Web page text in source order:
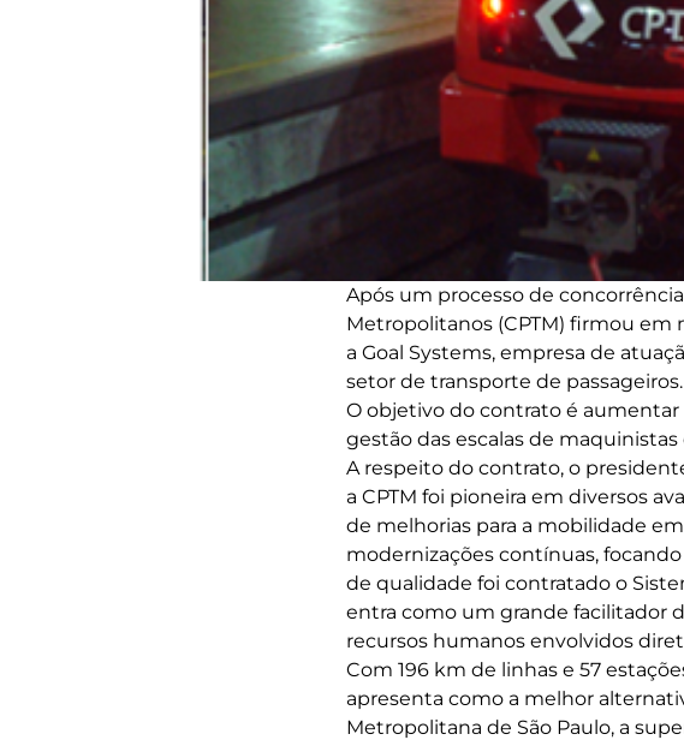
Após um processo de
Metropolitanos (CPTM) firmou
a Goal Systems, empresa de
setor de transporte de passageiros.
O objetivo do contrato é
gestão das escalas de
A respeito do contrato, o
a CPTM foi pioneira em diversos
de melhorias para a mobilidade
modernizações contínuas,
de qualidade foi contratado o
entra como um grande facilitador
recursos humanos envolvidos
Com 196 km de linhas e 57
apresenta como a melhor
Metropolitana de São Paulo, a